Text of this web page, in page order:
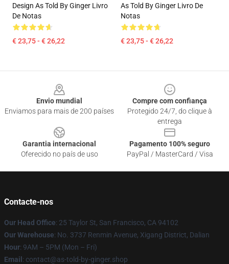
Design As Told By Ginger Livro
De Notas
€ 23,75 - € 26,22
As Told By Ginger Livro De
Notas
€ 23,75 - € 26,22
Envio mundial
Enviamos para mais de 200 países
Compre com confiança
Protegido 24/7, do clique à
entrega
Garantia internacional
Oferecido no país de uso
Pagamento 100% seguro
PayPal / MasterCard / Visa
Contacte-nos
Our Head Office: 25 Taylor St, San Francisco, CA 94102
Our Warehouse: No. 3737 Renmin Avenue, Xigang District, Dalian
Hour: 9AM – 5PM (Mon – Fri)
Email : contact@as-told-by-ginger.shop